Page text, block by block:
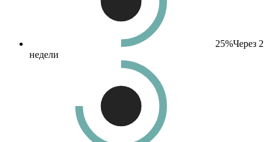
25%Через 2
недели